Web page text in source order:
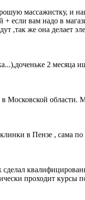
массажистку, и
если вам надо в
,так же она делает
2 месяца
Московской
в Пензе , сама
проходит курсы